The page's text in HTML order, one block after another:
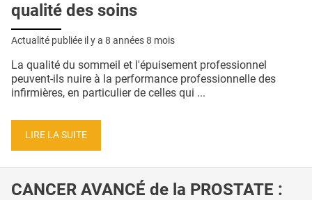
qualité des soins
Actualité publiée il y a 8 années 8 mois
La qualité du sommeil et l'épuisement professionnel
peuvent-ils nuire à la performance professionnelle des
infirmières, en particulier de celles qui ...
LIRE LA SUITE
CANCER AVANCÉ de la PROSTATE :